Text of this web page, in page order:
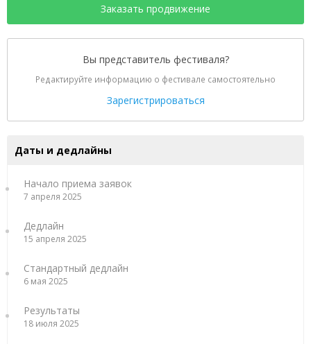
Заказать продвижение
Вы представитель фестиваля?
Редактируйте информацию о фестивале самостоятельно
Зарегистрироваться
Даты и дедлайны
Начало приема заявок
7 апреля 2025
Дедлайн
15 апреля 2025
Стандартный дедлайн
6 мая 2025
Результаты
18 июля 2025